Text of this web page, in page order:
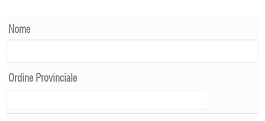
Nome
Ordine Provinciale